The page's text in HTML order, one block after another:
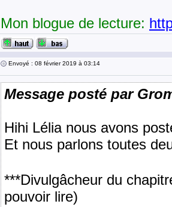
Mon blogue de lecture:
Envoyé : 08 février 2019 à 03:14
Message posté par
Hihi Lélia nous avons
Et nous parlons toutes
***Divulgâcheur du
pouvoir lire)